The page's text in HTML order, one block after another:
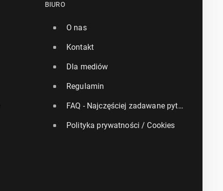
BIURO
O nas
Kontakt
Dla mediów
Regulamin
FAQ - Najczęściej zadawane pytania
Polityka prywatności / Cookies